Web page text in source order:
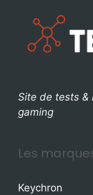
Site de tests &
gaming
Les
Keychron